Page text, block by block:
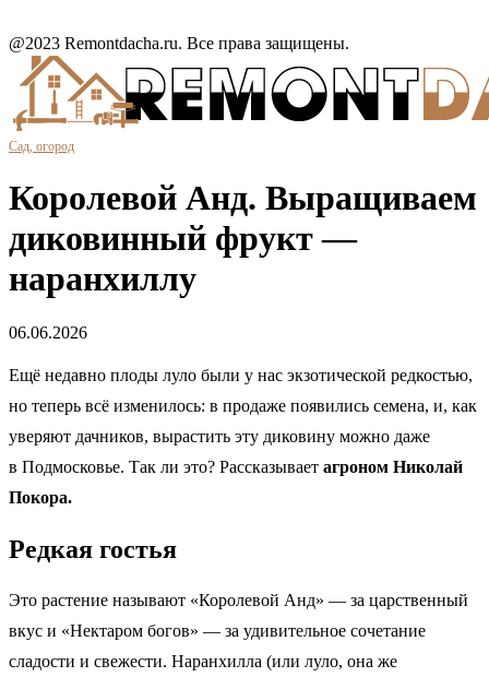
@2023 Remontdacha.ru. Все права защищены.
Сад, огород
Королевой Анд. Выращиваем
диковинный фрукт —
наранхиллу
06.06.2026
Ещё недавно плоды луло были у нас экзотической редкостью,
но теперь всё изменилось: в продаже появились семена, и, как
уверяют дачников, вырастить эту диковину можно даже
в Подмосковье. Так ли это? Рассказывает агроном Николай
Покора.
Редкая гостья
Это растение называют «Королевой Анд» — за царственный
вкус и «Нектаром богов» — за удивительное сочетание
сладости и свежести. Наранхилла (или луло, она же